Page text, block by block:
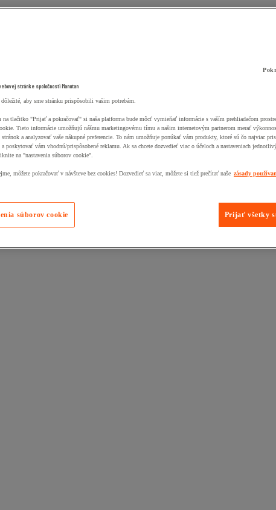
stránke spoločnosti Manutan
dôležité, aby sme stránku prispôsobili vašim potrebám.
tlačitko "Prijať a pokračovať" si naša platforma bude môcť vymieňať informácie s vaším prehliadačom
Tieto informácie umožňujú nášmu marketingovému tímu a našim internetovým partnerom merať
stránok a analyzovať vaše nákupné preferencie. To nám umožňuje ponúkať vám produkty, ktoré sú čo najviac
a poskytovať vám vhodnú/prispôsobené reklamu. Ak sa chcete dozvedieť viac o účeloch a nastaveniach
na "nastavenia súborov cookie".
môžete pokračovať v návšteve bez cookies! Dozvedieť sa viac, môžete si tiež prečítať naše zásady
Prijať všetky
súborov cookie